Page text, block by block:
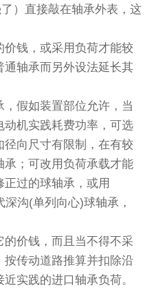
）直接敲在轴承外表，这
钱，或采用负荷才能较
轴承而另外设法延长其
假如装置部位允许，当
机实践耗费功率，可选
径向尺寸有限制，在有较
；可改用负荷承载才能
过的球轴承，或用
沟(单列向心)球轴承，
价钱，而且当不得不采
传动道路推算并扣除沿
实践的进口轴承负荷。